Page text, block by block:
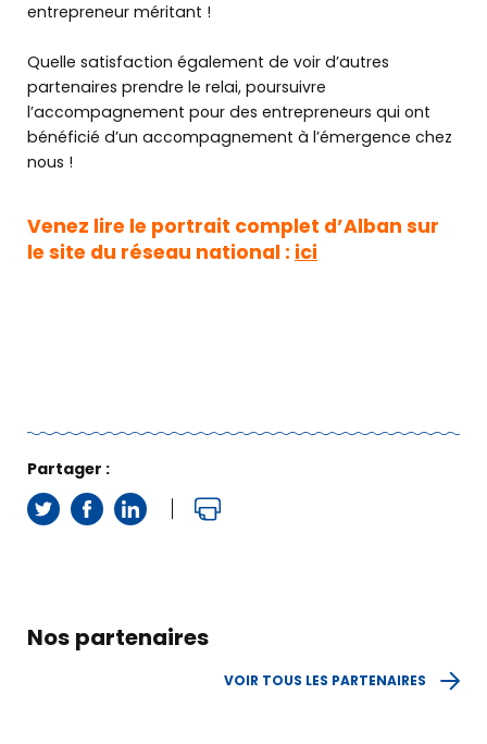
entrepreneur méritant !
Quelle satisfaction également de voir d’autres
partenaires prendre le relai, poursuivre
l’accompagnement pour des entrepreneurs qui ont
bénéficié d’un accompagnement à l’émergence chez
nous !
Venez lire le portrait complet d’Alban sur
le site du réseau national : ici
Partager :
Nos partenaires
VOIR TOUS LES PARTENAIRES